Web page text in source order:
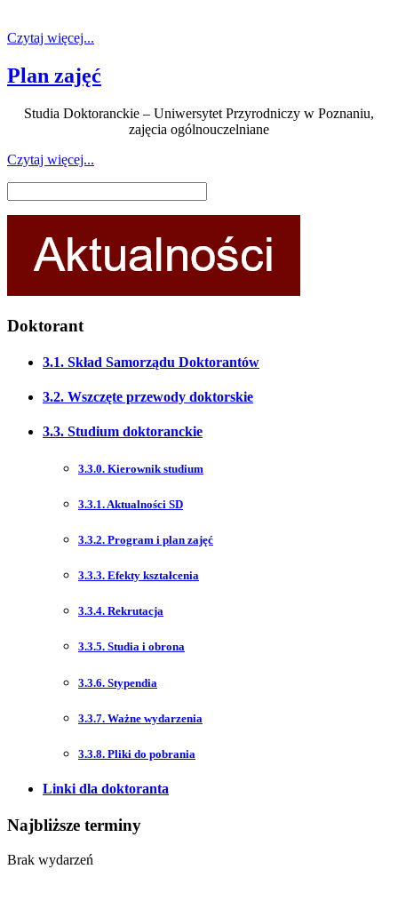
Czytaj więcej...
Plan zajęć
Studia Doktoranckie – Uniwersytet Przyrodniczy w Poznaniu,
zajęcia ogólnouczelniane
Czytaj więcej...
Doktorant
3.1. Skład Samorządu Doktorantów
3.2. Wszczęte przewody doktorskie
3.3. Studium doktoranckie
3.3.0. Kierownik studium
3.3.1. Aktualności SD
3.3.2. Program i plan zajęć
3.3.3. Efekty kształcenia
3.3.4. Rekrutacja
3.3.5. Studia i obrona
3.3.6. Stypendia
3.3.7. Ważne wydarzenia
3.3.8. Pliki do pobrania
Linki dla doktoranta
Najbliższe terminy
Brak wydarzeń